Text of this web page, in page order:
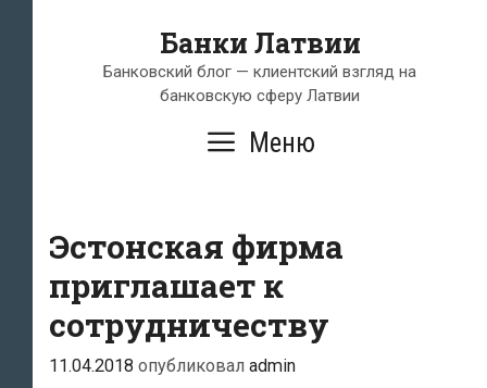
содержимому
Банки Латвии
Банковский блог — клиентский взгляд на
банковскую сферу Латвии
Меню
Эстонская фирма
приглашает к
сотрудничеству
11.04.2018 опубликовал admin